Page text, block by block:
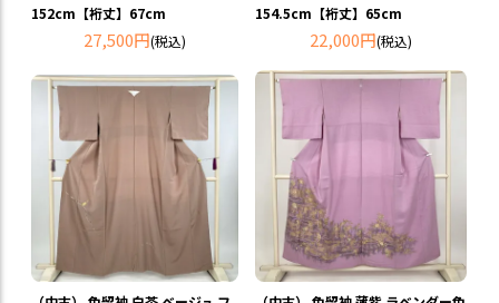
152cm【裄丈】67cm
27,500円(税込)
154.5cm【裄丈】65cm
22,000円(税込)